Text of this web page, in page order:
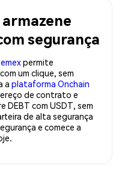
armazene
segurança
permite
um clique, sem
a plataforma Onchain
de contrato e
DEBT com USDT, sem
de alta segurança
e comece a